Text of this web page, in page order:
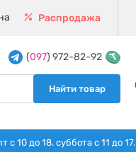
Распродажа
(097) 972-82-92
Найти товар
10 до 18. суббота с 11 до 17.